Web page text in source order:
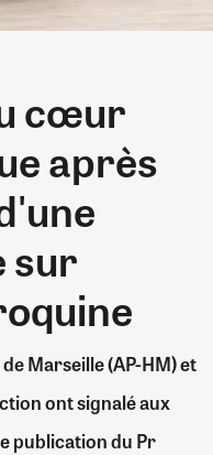
cœur
après
sur
Marseille (AP-HM) et
ont signalé aux
publication du Pr